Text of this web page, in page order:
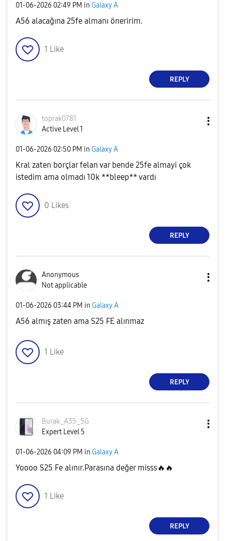
‎01-06-2026 02:49 PM in Galaxy A
A56 alacağına 25fe almanı öneririm.
1 Like
REPLY
toprak0781
Active Level 1
‎01-06-2026 02:50 PM in Galaxy A
Kral zaten borçlar felan var bende 25fe almayi çok
istedim ama olmadı 10k **bleep** vardı
0 Likes
REPLY
Anonymous
Not applicable
‎01-06-2026 03:44 PM in Galaxy A
A56 almış zaten ama S25 FE alınmaz
1 Like
REPLY
Burak_A35_5G
Expert Level 5
‎01-06-2026 04:09 PM in Galaxy A
Yoooo S25 Fe alınır.Parasına değer misss🔥 🔥
1 Like
REPLY